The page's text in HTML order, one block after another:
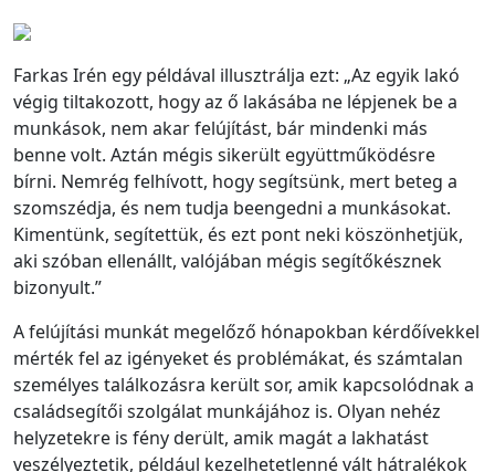
Farkas Irén egy példával illusztrálja ezt: „Az egyik lakó
végig tiltakozott, hogy az ő lakásába ne lépjenek be a
munkások, nem akar felújítást, bár mindenki más
benne volt. Aztán mégis sikerült együttműködésre
bírni. Nemrég felhívott, hogy segítsünk, mert beteg a
szomszédja, és nem tudja beengedni a munkásokat.
Kimentünk, segítettük, és ezt pont neki köszönhetjük,
aki szóban ellenállt, valójában mégis segítőkésznek
bizonyult.”
A felújítási munkát megelőző hónapokban kérdőívekkel
mérték fel az igényeket és problémákat, és számtalan
személyes találkozásra került sor, amik kapcsolódnak a
családsegítői szolgálat munkájához is. Olyan nehéz
helyzetekre is fény derült, amik magát a lakhatást
veszélyeztetik, például kezelhetetlenné vált hátralékok